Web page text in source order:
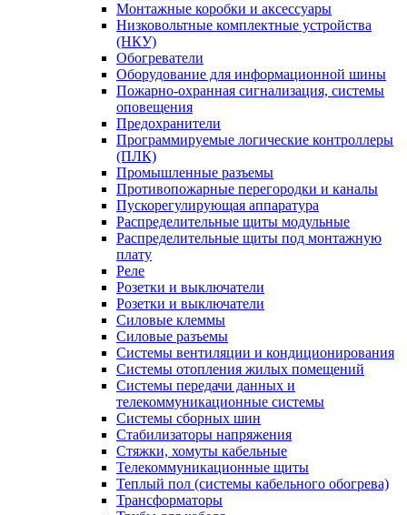
Монтажные коробки и аксессуары
Низковольтные комплектные устройства
(НКУ)
Обогреватели
Оборудование для информационной шины
Пожарно-охранная сигнализация, системы
оповещения
Предохранители
Программируемые логические контроллеры
(ПЛК)
Промышленные разъемы
Противопожарные перегородки и каналы
Пускорегулирующая аппаратура
Распределительные щиты модульные
Распределительные щиты под монтажную
плату
Реле
Розетки и выключатели
Розетки и выключатели
Силовые клеммы
Силовые разъемы
Системы вентиляции и кондиционирования
Системы отопления жилых помещений
Системы передачи данных и
телекоммуникационные системы
Системы сборных шин
Стабилизаторы напряжения
Стяжки, хомуты кабельные
Телекоммуникационные щиты
Теплый пол (системы кабельного обогрева)
Трансформаторы